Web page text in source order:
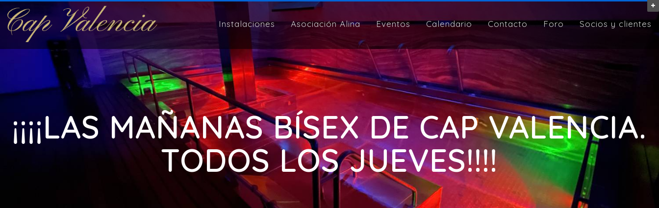
Instalaciones Asociación Alina Eventos Calendario Contacto Foro Socios y clientes
¡¡¡¡LAS MAÑANAS BÍSEX DE CAP VALENCIA.
TODOS LOS JUEVES!!!!